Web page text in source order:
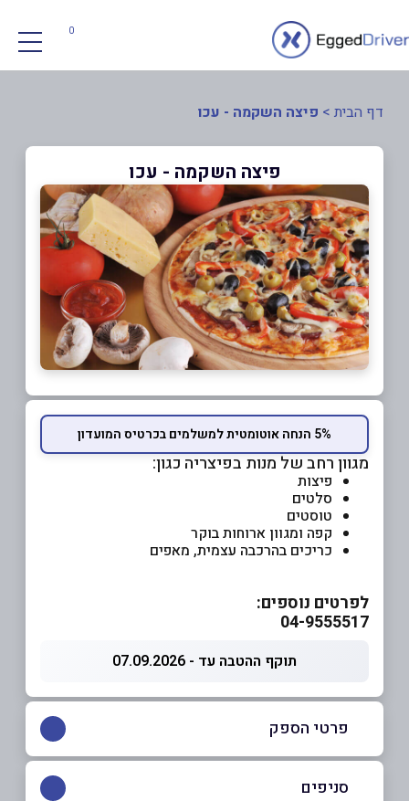
0
דף הבית > פיצה השקמה - עכו
פיצה השקמה - עכו
5% הנחה אוטומטית למשלמים בכרטיס המועדון
מגוון רחב של מנות בפיצריה כגון:
פיצות
סלטים
טוסטים
קפה ומגוון ארוחות בוקר
כריכים בהרכבה עצמית, מאפים
לפרטים נוספים:
04-9555517
תוקף ההטבה עד - 07.09.2026
פרטי הספק
סניפים